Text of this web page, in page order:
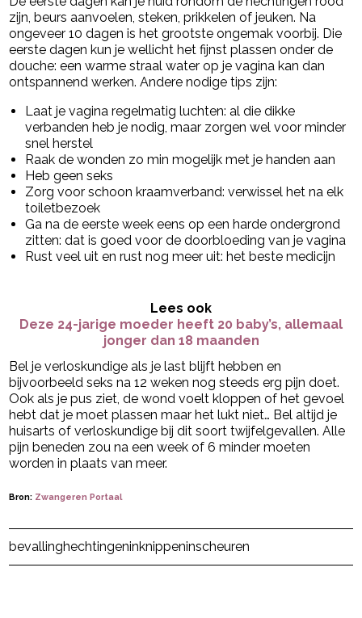
zijn, beurs aanvoelen, steken, prikkelen of jeuken. Na
ongeveer 10 dagen is het grootste ongemak voorbij. Die
eerste dagen kun je wellicht het fijnst plassen onder de
douche: een warme straal water op je vagina kan dan
ontspannend werken. Andere nodige tips zijn:
Laat je vagina regelmatig luchten: al die dikke
verbanden heb je nodig, maar zorgen wel voor minder
snel herstel
Raak de wonden zo min mogelijk met je handen aan
Heb geen seks
Zorg voor schoon kraamverband: verwissel het na elk
toiletbezoek
Ga na de eerste week eens op een harde ondergrond
zitten: dat is goed voor de doorbloeding van je vagina
Rust veel uit en rust nog meer uit: het beste medicijn
Lees ook
Deze 24-jarige moeder heeft 20 baby’s, allemaal
jonger dan 18 maanden
Bel je verloskundige als je last blijft hebben en
bijvoorbeeld seks na 12 weken nog steeds erg pijn doet.
Ook als je pus ziet, de wond voelt kloppen of het gevoel
hebt dat je moet plassen maar het lukt niet… Bel altijd je
huisarts of verloskundige bij dit soort twijfelgevallen. Alle
pijn beneden zou na een week of 6 minder moeten
worden in plaats van meer.
Bron: Zwangeren Portaal
Post Views: 167
bevallinghechtingeninknippeninscheuren